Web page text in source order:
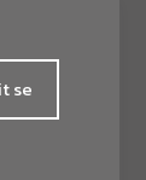
se